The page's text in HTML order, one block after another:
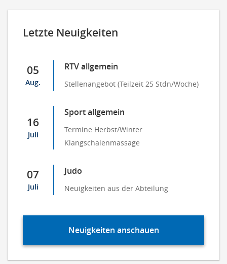
Letzte Neuigkeiten
05
Aug.
RTV allgemein
Stellenangebot (Teilzeit 25 Stdn/Woche)
16
Juli
Sport allgemein
Termine Herbst/Winter
Klangschalenmassage
07
Juli
Judo
Neuigkeiten aus der Abteilung
Neuigkeiten anschauen